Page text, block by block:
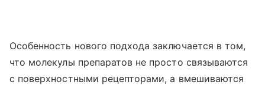
Особенность нового подхода заключается в том,
что молекулы препаратов не просто связываются
с поверхностными рецепторами, а вмешиваются